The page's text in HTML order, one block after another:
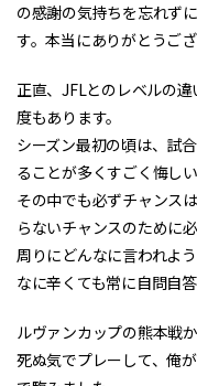
の感謝の気持ちを忘れず
す。本当にありがとうござ
正直、JFLとのレベルの
度もあります。
シーズン最初の頃は、試
ることが多くすごく悔し
その中でも必ずチャンス
らないチャンスのために
周りにどんなに言われよ
なに辛くても常に自問自答
ルヴァンカップの熊本戦
死ぬ気でプレーして、俺